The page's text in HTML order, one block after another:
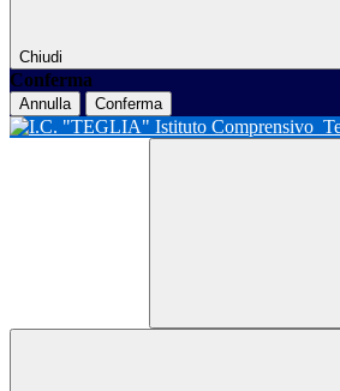
Chiudi
Conferma
Annulla Conferma
Istituto Comprensivo